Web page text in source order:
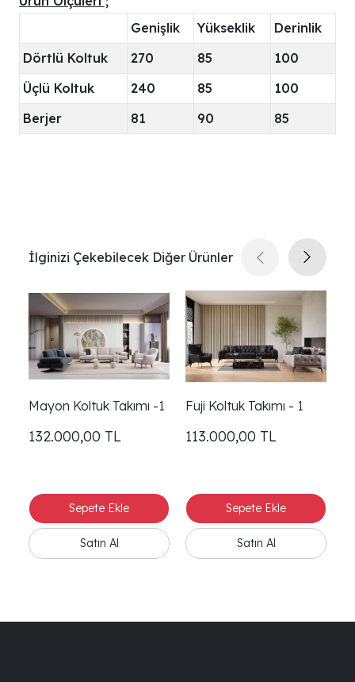
Genişlik
Yükseklik
Derinlik
Dörtlü Koltuk
270 85
100
Üçlü Koltuk
240 85
100
Berjer
81 90 85
İlginizi Çekebilecek Diğer Ürünler
Mayon Koltuk Takımı -1
132.000,00 TL
Fuji Koltuk Takımı - 1
113.000,00 TL